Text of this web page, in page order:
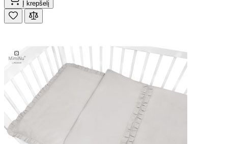
Į krepšelį